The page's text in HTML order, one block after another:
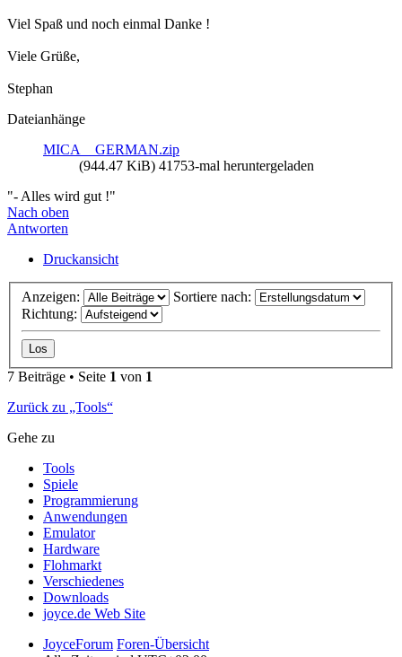
Viel Spaß und noch einmal Danke !
Viele Grüße,
Stephan
Dateianhänge
MICA__GERMAN.zip
(944.47 KiB) 41753-mal heruntergeladen
"- Alles wird gut !"
Nach oben
Antworten
Druckansicht
Anzeigen:
Sortiere nach:
Richtung:
7 Beiträge • Seite 1 von 1
Zurück zu „Tools“
Gehe zu
Tools
Spiele
Programmierung
Anwendungen
Emulator
Hardware
Flohmarkt
Verschiedenes
Downloads
joyce.de Web Site
JoyceForum Foren-Übersicht